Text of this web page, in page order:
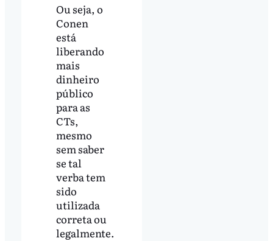
Ou seja, o
Conen
está
liberando
mais
dinheiro
público
para as
CTs,
mesmo
sem saber
se tal
verba tem
sido
utilizada
correta ou
legalmente.